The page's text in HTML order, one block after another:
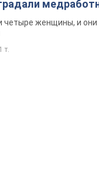
четыре женщины, и
т.